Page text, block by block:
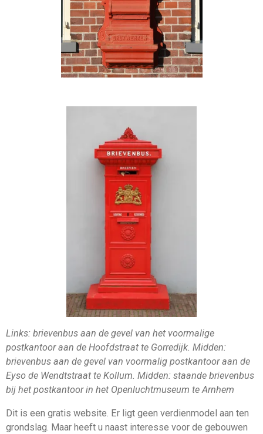
Links: brievenbus aan de gevel van het voormalige
postkantoor aan de Hoofdstraat te Gorredijk. Midden:
brievenbus aan de gevel van voormalig postkantoor aan de
Eyso de Wendtstraat te Kollum. Midden: staande brievenbus
bij het postkantoor in het Openluchtmuseum te Arnhem
Dit is een gratis website. Er ligt geen verdienmodel aan ten
grondslag. Maar heeft u naast interesse voor de gebouwen